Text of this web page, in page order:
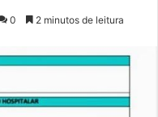
0 2 minutos de leitura